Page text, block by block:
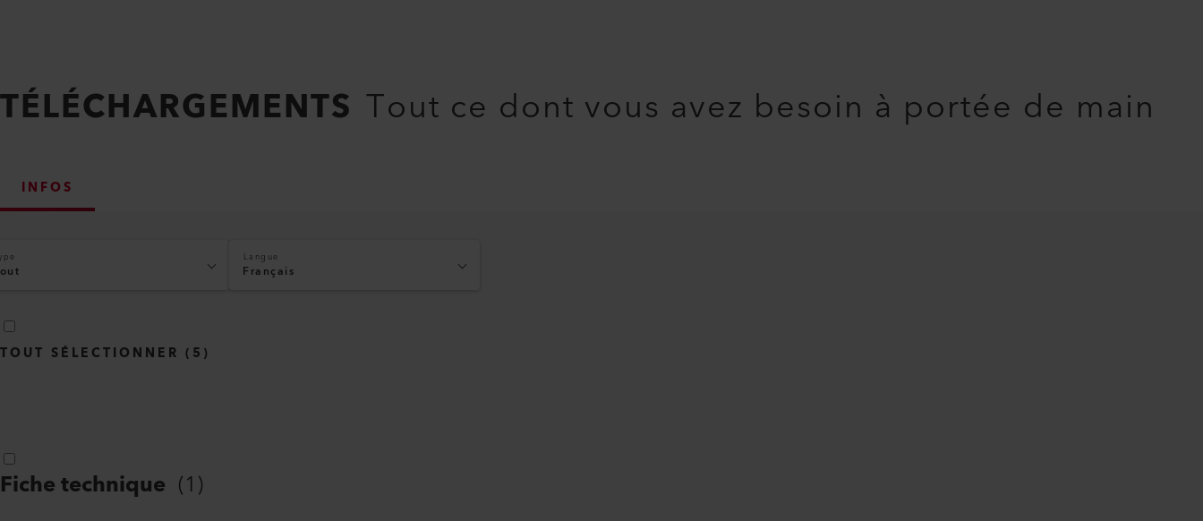
TÉLÉCHARGEMENTS Tout ce dont vous avez besoin à portée de main
INFOS
Langue
Français
TOUT SÉLECTIONNER ( 5 )
Fiche technique (1)